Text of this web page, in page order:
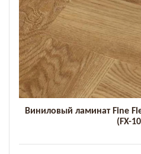
Виниловый ламинат Fine
(FX-